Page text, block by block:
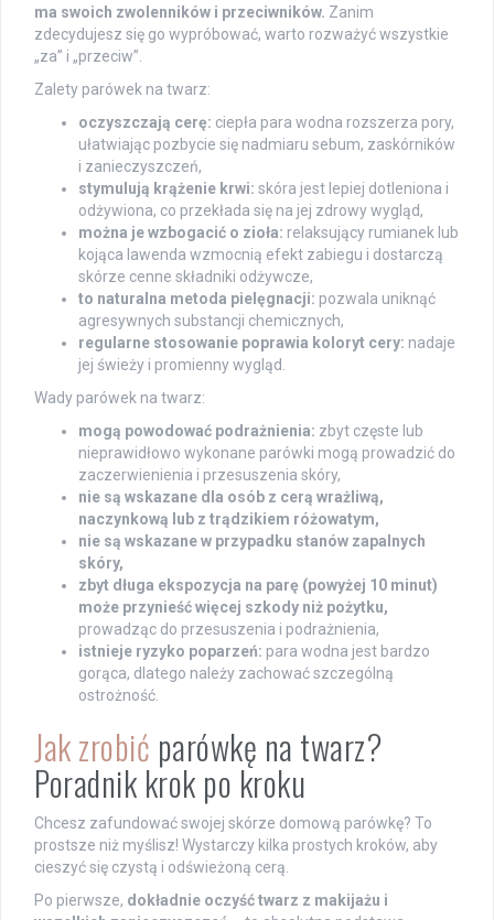
ma swoich zwolenników i przeciwników. Zanim
zdecydujesz się go wypróbować, warto rozważyć wszystkie
„za” i „przeciw”.
Zalety parówek na twarz:
oczyszczają cerę: ciepła para wodna rozszerza pory,
ułatwiając pozbycie się nadmiaru sebum, zaskórników
i zanieczyszczeń,
stymulują krążenie krwi: skóra jest lepiej dotleniona i
odżywiona, co przekłada się na jej zdrowy wygląd,
można je wzbogacić o zioła: relaksujący rumianek lub
kojąca lawenda wzmocnią efekt zabiegu i dostarczą
skórze cenne składniki odżywcze,
to naturalna metoda pielęgnacji: pozwala uniknąć
agresywnych substancji chemicznych,
regularne stosowanie poprawia koloryt cery: nadaje
jej świeży i promienny wygląd.
Wady parówek na twarz:
mogą powodować podrażnienia: zbyt częste lub
nieprawidłowo wykonane parówki mogą prowadzić do
zaczerwienienia i przesuszenia skóry,
nie są wskazane dla osób z cerą wrażliwą,
naczynkową lub z trądzikiem różowatym,
nie są wskazane w przypadku stanów zapalnych
skóry,
zbyt długa ekspozycja na parę (powyżej 10 minut)
może przynieść więcej szkody niż pożytku,
prowadząc do przesuszenia i podrażnienia,
istnieje ryzyko poparzeń: para wodna jest bardzo
gorąca, dlatego należy zachować szczególną
ostrożność.
Jak zrobić parówkę na twarz?
Poradnik krok po kroku
Chcesz zafundować swojej skórze domową parówkę? To
prostsze niż myślisz! Wystarczy kilka prostych kroków, aby
cieszyć się czystą i odświeżoną cerą.
Po pierwsze, dokładnie oczyść twarz z makijażu i